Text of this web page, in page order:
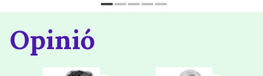
Opinió